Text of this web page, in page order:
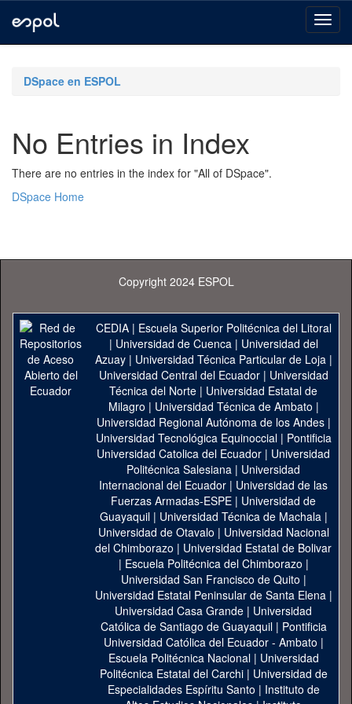
navigationDSpace en ESPOL
No Entries in Index
There are no entries in the index for "All of DSpace".
DSpace Home
Copyright 2024 ESPOL
CEDIA| Escuela Superior Politécnica del Litoral
| Universidad de Cuenca| Universidad del
Azuay| Universidad Técnica Particular de Loja|
Universidad Central del Ecuador| Universidad
Técnica del Norte | Universidad Estatal de
Milagro | Universidad Técnica de Ambato |
Universidad Regional Autónoma de los Andes|
Universidad Tecnológica Equinoccial| Pontificia
Universidad Catolica del Ecuador | Universidad
Politécnica Salesiana | Universidad
Internacional del Ecuador | Universidad de las
Fuerzas Armadas-ESPE | Universidad de
Guayaquil| Universidad Técnica de Machala|
Universidad de Otavalo | Universidad Nacional
del Chimborazo | Universidad Estatal de Bolivar
| Escuela Politécnica del Chimborazo |
Universidad San Francisco de Quito |
Universidad Estatal Peninsular de Santa Elena|
Universidad Casa Grande | Universidad
Católica de Santiago de Guayaquil| Pontificia
Universidad Católica del Ecuador - Ambato |
Escuela Politécnica Nacional| Universidad
Politécnica Estatal del Carchi| Universidad de
Especialidades Espíritu Santo | Instituto de